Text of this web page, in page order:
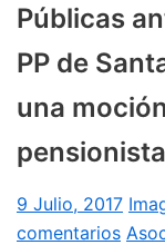
Públicas
PP de
una
9 Julio, 2017
comentarios